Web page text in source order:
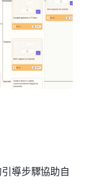
導步驟協助自